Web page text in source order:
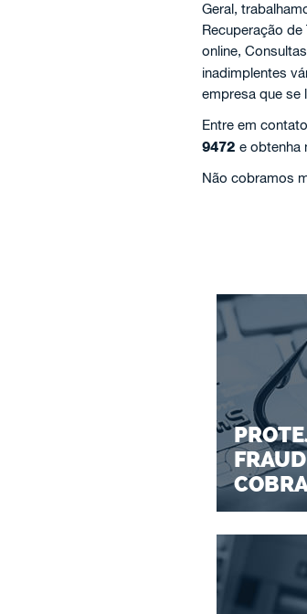
Geral,
Recuperação
online,
inadimplentes
empresa que se
Entre em
9472 e obtenha
Não cobramos